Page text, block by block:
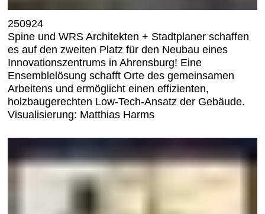
250924
Spine und WRS Architekten + Stadtplaner schaffen
es auf den zweiten Platz für den Neubau eines
Innovationszentrums in Ahrensburg! Eine
Ensemblelösung schafft Orte des gemeinsamen
Arbeitens und ermöglicht einen effizienten,
holzbaugerechten Low-Tech-Ansatz der Gebäude.
Visualisierung: Matthias Harms